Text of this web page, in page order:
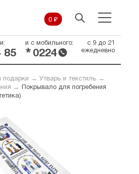
0 ₽
85
и с мобильного:
* 0224
с 9 до 21
ежедневно
подарки → Утварь и текстиль→
→
Покрывало для погребения